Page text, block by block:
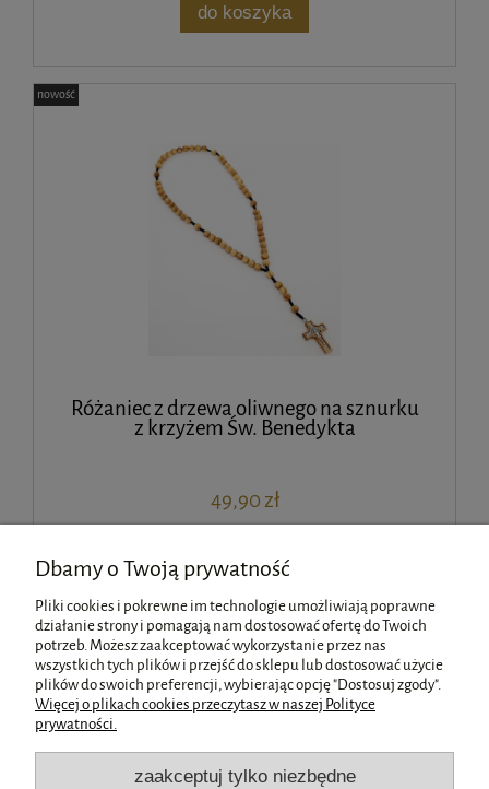
do koszyka
Różaniec z drzewa oliwnego na sznurku
z krzyżem Św. Benedykta
49,90 zł
nowość
« 1 2 3 »
Pomoc
Dbamy o Twoją prywatność
Pliki cookies i pokrewne im technologie umożliwiają poprawne
działanie strony i pomagają nam dostosować ofertę do Twoich
potrzeb. Możesz zaakceptować wykorzystanie przez nas
wszystkich tych plików i przejść do sklepu lub dostosować użycie
plików do swoich preferencji, wybierając opcję "Dostosuj zgody".
Więcej o plikach cookies przeczytasz w naszej Polityce
prywatności.
zaakceptuj tylko niezbędne